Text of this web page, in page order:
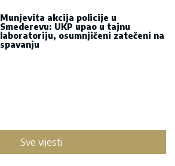
Munjevita akcija policije u
Smederevu: UKP upao u tajnu
laboratoriju, osumnjičeni zatečeni na
spavanju
Sve vijesti